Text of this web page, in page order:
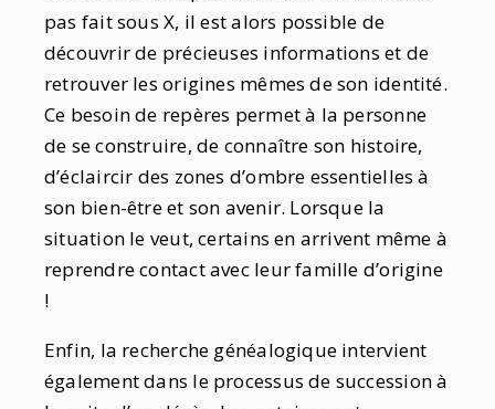
pas fait sous X, il est alors possible de
découvrir de précieuses informations et de
retrouver les origines mêmes de son identité.
Ce besoin de repères permet à la personne
de se construire, de connaître son histoire,
d’éclaircir des zones d’ombre essentielles à
son bien-être et son avenir. Lorsque la
situation le veut, certains en arrivent même à
reprendre contact avec leur famille d’origine
!
Enfin, la recherche généalogique intervient
également dans le processus de succession à